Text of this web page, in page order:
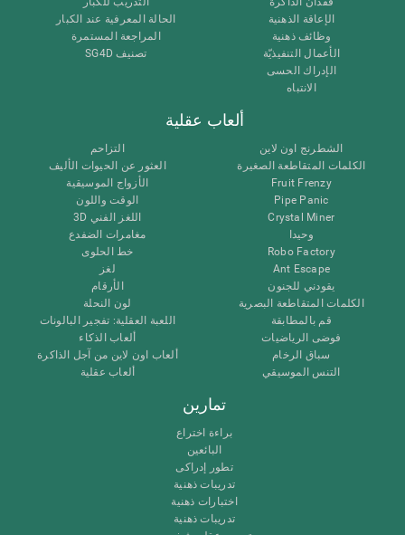
الإعاقة الذهنية
وظائف ذهنية
الأعمال التنفيذيّة
الإدراك الحسى
الانتباه
الحالة المعرفية عند الكبار
المراجعة المستمرة
تصنيف SG4D
ألعاب عقلية
الشطرنج اون لاين
الكلمات المتقاطعة الصغيرة
Fruit Frenzy
Pipe Panic
Crystal Miner
وحيدا
Robo Factory
Ant Escape
يقودني للجنون
الكلمات المتقاطعة البصرية
قم بالمطابقة
فوضى الرياضيات
سباق الرخام
التنس الموسيقي
التزاحم
العثور عن الحيوات الأليف
الأزواج الموسيقية
الوقت واللون
اللغز الفني 3D
مغامرات الضفدع
خط الحلوى
لغز
الأرقام
لون النحلة
اللعبة العقلية: تفجير البالونات
ألعاب الذكاء
ألعاب اون لاين من آجل الذاكرة
ألعاب عقلية
تمارين
براءة اختراع
البائعين
تطور إدراكى
تدريبات ذهنية
اختبارات ذهنية
تدريبات ذهنية